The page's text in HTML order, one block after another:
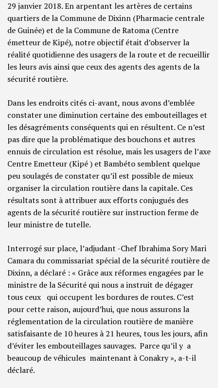
29 janvier 2018. En arpentant les artères de certains
quartiers de la Commune de Dixinn (Pharmacie centrale
de Guinée) et de la Commune de Ratoma (Centre
émetteur de Kipé), notre objectif était d’observer la
réalité quotidienne des usagers de la route et de recueillir
les leurs avis ainsi que ceux des agents des agents de la
sécurité routière.
Dans les endroits cités ci-avant, nous avons d’emblée
constater une diminution certaine des embouteillages et
les désagréments conséquents qui en résultent. Ce n’est
pas dire que la problématique des bouchons et autres
ennuis de circulation est résolue, mais les usagers de l’axe
Centre Emetteur (Kipé ) et Bambéto semblent quelque
peu soulagés de constater qu’il est possible de mieux
organiser la circulation routière dans la capitale. Ces
résultats sont à attribuer aux efforts conjugués des
agents de la sécurité routière sur instruction ferme de
leur ministre de tutelle.
Interrogé sur place, l’adjudant -Chef Ibrahima Sory Mari
Camara du commissariat spécial de la sécurité routière de
Dixinn, a déclaré : « Grâce aux réformes engagées par le
ministre de la Sécurité qui nous a instruit de dégager
tous ceux qui occupent les bordures de routes. C’est
pour cette raison, aujourd’hui, que nous assurons la
réglementation de la circulation routière de manière
satisfaisante de 10 heures à 21 heures, tous les jours, afin
d’éviter les embouteillages sauvages. Parce qu’il y a
beaucoup de véhicules maintenant à Conakry », a-t-il
déclaré.